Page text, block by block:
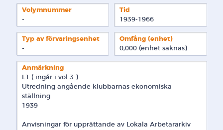
Volymnummer
-
Tid
1939-1966
Typ av förvaringsenhet
-
Omfång (enhet)
0,000 (enhet saknas)
Anmärkning
L1 ( ingår i vol 3 )
Utredning angående klubbarnas ekonomiska
ställning
1939
Anvisningar för upprättande av Lokala Arbetararkiv